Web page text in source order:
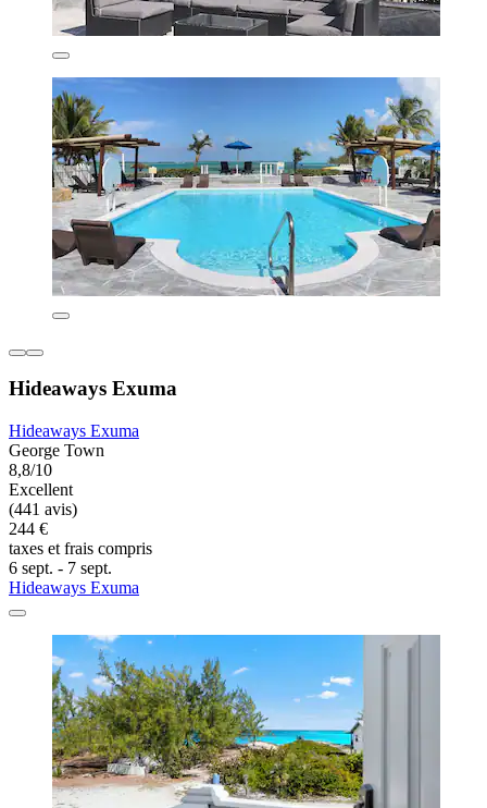
Hideaways Exuma
Hideaways Exuma
George Town
8,8/10
Excellent
(441 avis)
244 €
taxes et frais compris
6 sept. - 7 sept.
Hideaways Exuma